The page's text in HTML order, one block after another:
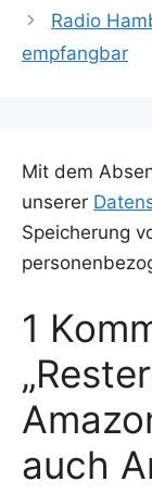
Radio
empfangbar
Mit dem
unserer
Speicherung
1
auch